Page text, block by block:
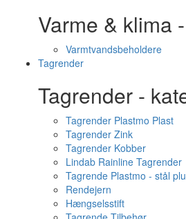
Varme & klima
Varmtvandsbeholdere
Tagrender
Tagrender -
Tagrender Plastmo Plast
Tagrender Zink
Tagrender Kobber
Lindab Rainline Tagrender
Tagrende Plastmo - stål
Rendejern
Hængselsstift